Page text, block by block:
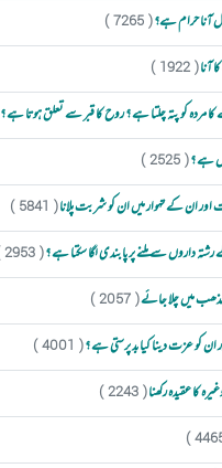
آنا حرام ہے؟( 7265 )
آنا( 1922 )
مردہ کو پتہ چلتا ہے ؟ روح کا قبر سے تعلق ہوتا ہے ؟
ہے ؟( 2525 )
ان کے تہوار میں ان کو شربت پلانا( 5841 )
رشتہ داروں سے ملنے پر پابندی لگا سکتا ہے ؟( 2953 )
میں چلا جائے( 2057 )
کو عزت دینا کیا بد پرستی ہے ؟( 4001 )
کا عقیدہ رکھنا( 2243 )